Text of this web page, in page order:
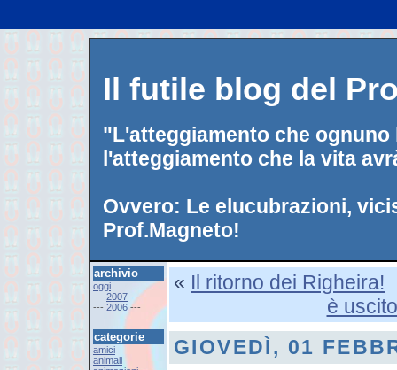
Il futile blog del
"L'atteggiamento che
l'atteggiamento che la vita
Ovvero: Le elucubrazioni,
Prof.Magneto!
archivio
oggi
--- 2007 ---
--- 2006 ---
categorie
amici
animali
« Il ritorno dei Righeira!
è
GIOVEDÌ, 01